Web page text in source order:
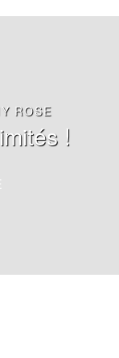
ROSE
!